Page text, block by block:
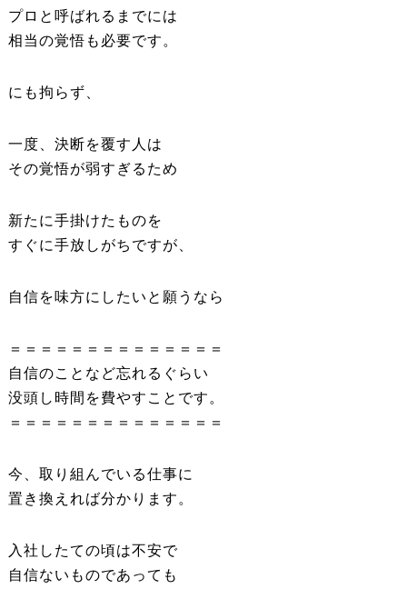
プロと呼ばれるまでには
相当の覚悟も必要です。
にも拘らず、
一度、決断を覆す人は
その覚悟が弱すぎるため
新たに手掛けたものを
すぐに手放しがちですが、
自信を味方にしたいと願うなら
＝＝＝＝＝＝＝＝＝＝＝＝＝＝
自信のことなど忘れるぐらい
没頭し時間を費やすことです。
＝＝＝＝＝＝＝＝＝＝＝＝＝＝
今、取り組んでいる仕事に
置き換えれば分かります。
入社したての頃は不安で
自信ないものであっても